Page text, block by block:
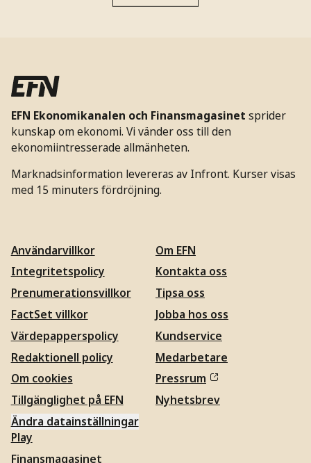
EFN Ekonomikanalen och Finansmagasinet sprider
kunskap om ekonomi. Vi vänder oss till den
ekonomiintresserade allmänheten.
Marknadsinformation levereras av Infront. Kurser visas
med 15 minuters fördröjning.
Användarvillkor
Integritetspolicy
Prenumerationsvillkor
FactSet villkor
Värdepapperspolicy
Redaktionell policy
Om cookies
Tillgänglighet på EFN
Ändra datainställningar
Om EFN
Kontakta oss
Tipsa oss
Jobba hos oss
Kundservice
Medarbetare
Pressrum
Nyhetsbrev
Play
Finansmagasinet